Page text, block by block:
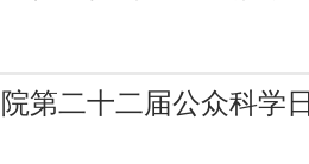
第二十二届公众科学日